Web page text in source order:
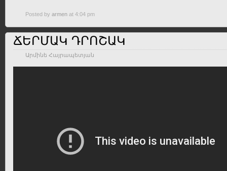
Posted by armen at 4:04 pm
ՃԵՐՄԱԿ ԴՐՈՇԱԿ
Արմինե Հայրապետյան